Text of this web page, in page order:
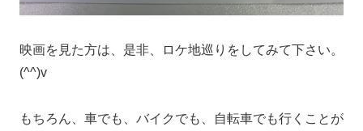
映画を見た方は、是非、ロケ地巡りをしてみて下さい。
(^^)v
もちろん、車でも、バイクでも、自転車でも行くことが